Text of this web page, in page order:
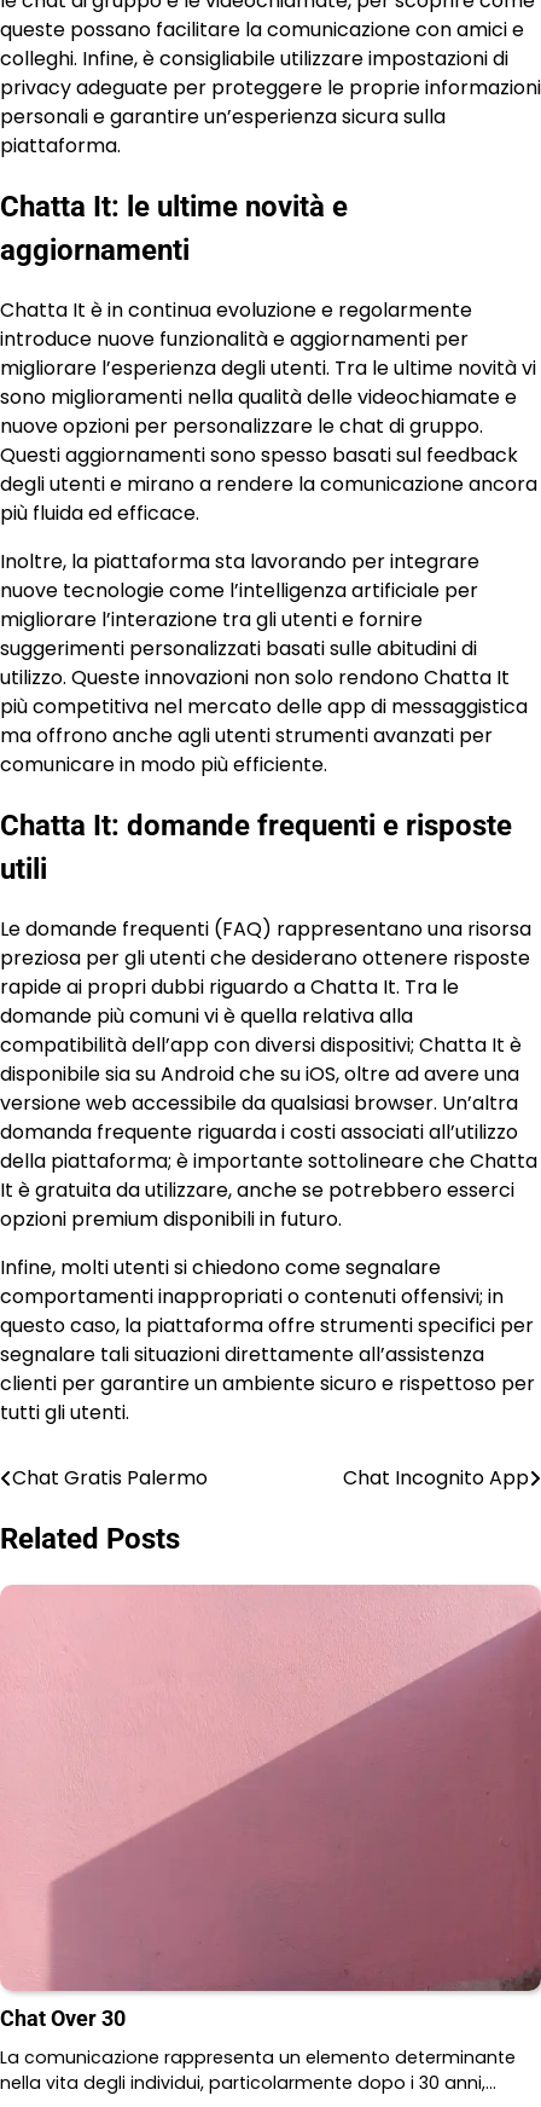
queste possano facilitare la comunicazione con amici e
colleghi. Infine, è consigliabile utilizzare impostazioni di
privacy adeguate per proteggere le proprie informazioni
personali e garantire un’esperienza sicura sulla
piattaforma.
Chatta It: le ultime novità e
aggiornamenti
Chatta It è in continua evoluzione e regolarmente
introduce nuove funzionalità e aggiornamenti per
migliorare l’esperienza degli utenti. Tra le ultime novità vi
sono miglioramenti nella qualità delle videochiamate e
nuove opzioni per personalizzare le chat di gruppo.
Questi aggiornamenti sono spesso basati sul feedback
degli utenti e mirano a rendere la comunicazione ancora
più fluida ed efficace.
Inoltre, la piattaforma sta lavorando per integrare
nuove tecnologie come l’intelligenza artificiale per
migliorare l’interazione tra gli utenti e fornire
suggerimenti personalizzati basati sulle abitudini di
utilizzo. Queste innovazioni non solo rendono Chatta It
più competitiva nel mercato delle app di messaggistica
ma offrono anche agli utenti strumenti avanzati per
comunicare in modo più efficiente.
Chatta It: domande frequenti e risposte
utili
Le domande frequenti (FAQ) rappresentano una risorsa
preziosa per gli utenti che desiderano ottenere risposte
rapide ai propri dubbi riguardo a Chatta It. Tra le
domande più comuni vi è quella relativa alla
compatibilità dell’app con diversi dispositivi; Chatta It è
disponibile sia su Android che su iOS, oltre ad avere una
versione web accessibile da qualsiasi browser. Un’altra
domanda frequente riguarda i costi associati all’utilizzo
della piattaforma; è importante sottolineare che Chatta
It è gratuita da utilizzare, anche se potrebbero esserci
opzioni premium disponibili in futuro.
Infine, molti utenti si chiedono come segnalare
comportamenti inappropriati o contenuti offensivi; in
questo caso, la piattaforma offre strumenti specifici per
segnalare tali situazioni direttamente all’assistenza
clienti per garantire un ambiente sicuro e rispettoso per
tutti gli utenti.
Post
navigation
Chat Gratis Palermo Chat Incognito App
Related Posts
Chat Over 30
La comunicazione rappresenta un elemento determinante
nella vita degli individui, particolarmente dopo i 30 anni,…